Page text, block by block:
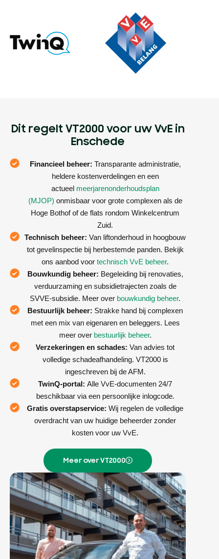
Dit regelt VT2000 voor uw VvE in
Enschede
Financieel beheer: Transparante administratie,
heldere kostenverdelingen en een
actueel meerjarenonderhoudsplan
(MJOP) onmisbaar voor grote complexen als de
Hoge Bothof of de flats rondom Winkelcentrum
Zuid.
Technisch beheer: Van liftonderhoud in hoogbouw
tot gevelinspectie bij herbestemde panden. Bekijk
ons aanbod voor technisch VvE beheer.
Bouwkundig beheer: Begeleiding bij renovaties,
verduurzaming en subsidietrajecten zoals de
SVVE-subsidie. Meer over bouwkundig beheer.
Bestuurlijk beheer: Strakke hand bij complexen
met een mix van eigenaren en beleggers. Lees
meer over bestuurlijk beheer.
Verzekeringen en schades: Van advies tot
volledige schadeafhandeling. VT2000 is
ingeschreven bij de AFM.
TwinQ-portal: Alle VvE-documenten 24/7
beschikbaar via een persoonlijke inlogcode.
Gratis overstapservice: Wij regelen de volledige
overdracht van uw huidige beheerder zonder
kosten voor uw VvE.
Meer over VT2000